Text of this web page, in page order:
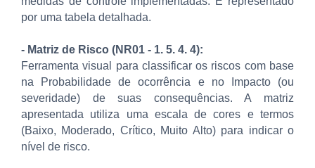
por uma tabela detalhada.
- Matriz de Risco (NR01 - 1. 5. 4. 4):
Ferramenta visual para classificar os riscos com base
na Probabilidade de ocorrência e no Impacto (ou
severidade) de suas consequências. A matriz
apresentada utiliza uma escala de cores e termos
(Baixo, Moderado, Crítico, Muito Alto) para indicar o
nível de risco.